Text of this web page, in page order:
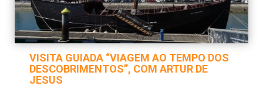
VISITA GUIADA “VIAGEM AO TEMPO DOS
DESCOBRIMENTOS”, COM ARTUR DE
JESUS